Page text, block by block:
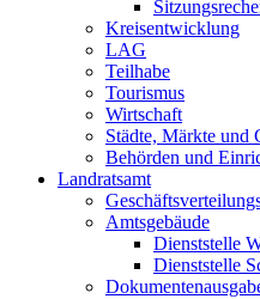
Kreisentwicklung
LAG
Teilhabe
Tourismus
Wirtschaft
Städte, Märkte und
Behörden und
Landratsamt
Amtsgebäude
Dienststelle
Dienststelle